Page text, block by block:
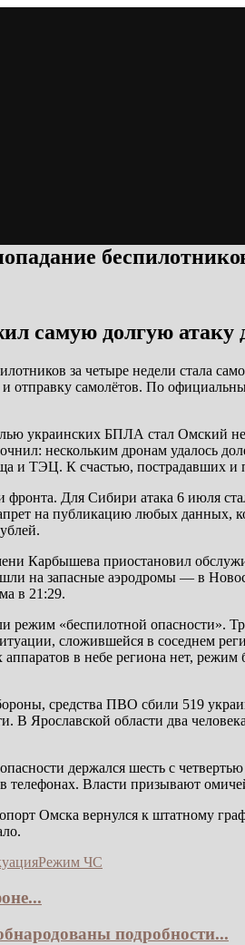
самую долгую атаку
за четыре недели стала
отправку самолётов. По
украинских БПЛА стал
нескольким дронам удалось
и ТЭЦ. К счастью, пострадавших и
Для Сибири атака 6 июля
на публикацию любых данных,
Карбышева приостановил
на запасные аэродромы — в
в 21:29.
«беспилотной опасности».
сложившейся в соседнем
в небе региона нет,
средства ПВО сбили 519
Ярославской области два
держался шесть с
Власти призывают
Омска вернулся к штатному
Режим ЧС
подробности...